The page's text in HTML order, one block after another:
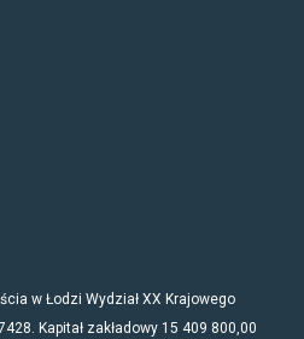
w Łodzi Wydział XX Krajowego
Kapitał zakładowy 15 409 800,00